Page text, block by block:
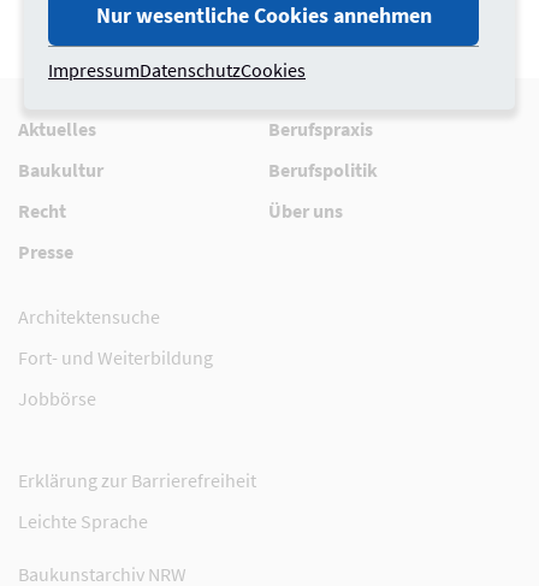
Aktuelles
Berufspraxis
Baukultur
Berufspolitik
Recht
Über uns
Presse
Architektensuche
Fort- und Weiterbildung
Jobbörse
Erklärung zur Barrierefreiheit
Leichte Sprache
Baukunstarchiv NRW
Nur wesentliche Cookies annehmen
ImpressumDatenschutzCookies